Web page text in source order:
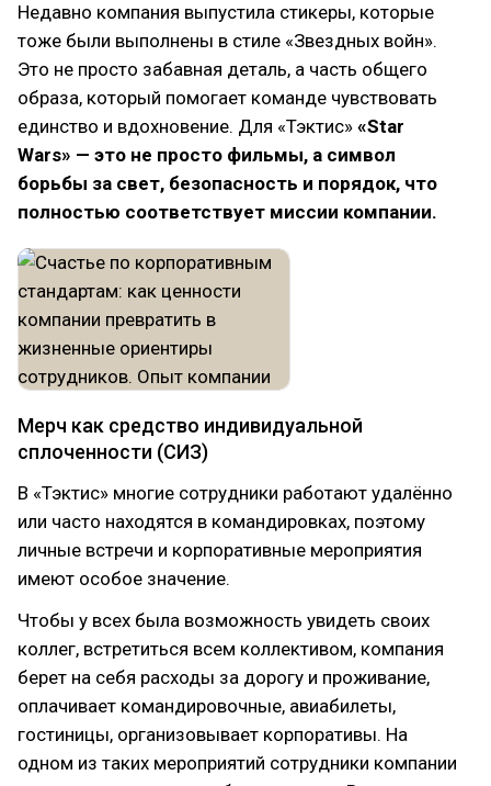
Недавно компания выпустила стикеры, которые
тоже были выполнены в стиле «Звездных войн».
Это не просто забавная деталь, а часть общего
образа, который помогает команде чувствовать
единство и вдохновение. Для «Тэктис» «Star
Wars» — это не просто фильмы, а символ
борьбы за свет, безопасность и порядок, что
полностью соответствует миссии компании.
Мерч как средство индивидуальной
сплоченности (СИЗ)
В «Тэктис» многие сотрудники работают удалённо
или часто находятся в командировках, поэтому
личные встречи и корпоративные мероприятия
имеют особое значение.
Чтобы у всех была возможность увидеть своих
коллег, встретиться всем коллективом, компания
берет на себя расходы за дорогу и проживание,
оплачивает командировочные, авиабилеты,
гостиницы, организовывает корпоративы. На
одном из таких мероприятий сотрудники компании